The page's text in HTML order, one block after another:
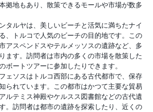
拠地もあり、散策できるモールや市場が数多
タルヤは、美しいビーチと活気に満ちたナイ
、トルコで人気のビーチの目的地です。この
アスペンドスやテルメッソスの遺跡など、多
ます。訪問者は市内の多くの市場を散策した
ボートツアーに参加したりできます。
ェソスはトルコ西部にある古代都市で、保存
られています。この都市はかつて主要な貿易
ルテミス神殿やケルスス図書館などの古代遺
。訪問者は都市の遺跡を探索したり、近くの